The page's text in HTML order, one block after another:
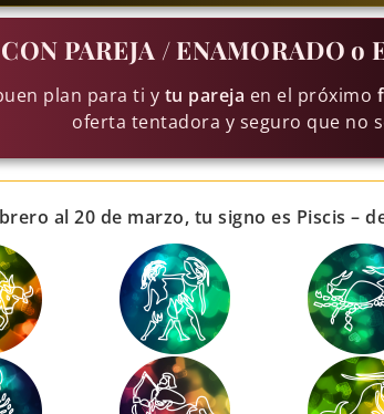
CON PAREJA / ENAMORADO o
plan para ti y tu pareja en el próximo
oferta tentadora y seguro que no
al 20 de marzo, tu signo es Piscis –